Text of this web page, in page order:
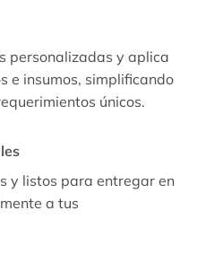
personalizadas y aplica
e insumos, simplificando
únicos.
y listos para entregar en
a tus